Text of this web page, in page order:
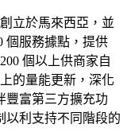
立於馬來西亞，並
個服務據點，提供
個以上供商家自
的量能更新，深化
豐富第三方擴充功
以利支持不同階段的